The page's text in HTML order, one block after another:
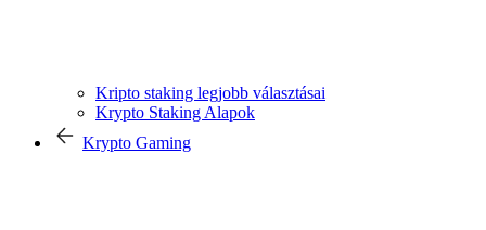
Kripto staking legjobb választásai
Krypto Staking Alapok
Krypto Gaming